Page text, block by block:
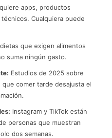
apps, productos
Cualquiera puede
que exigen alimentos
suma ningún gasto.
Estudios de 2025 sobre
comer tarde desajusta el
Instagram y TikTok están
personas que muestran
dos semanas.